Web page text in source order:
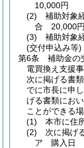
10,000円
(2)
補助対象
合 20,000円
(3)
補助対象
(交付申込み等)
第6条
補助金の
電買換え支援
次に掲げる書
でに市長に申
げる書類にお
ことができる
(1)
本市に住
(2)
次に掲げ
ア
購入日